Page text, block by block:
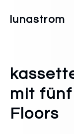
lunastrom
mit
Floors